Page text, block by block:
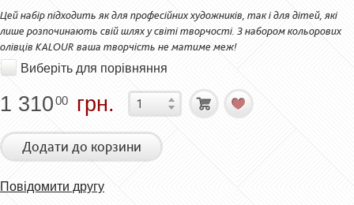
Цей набір підходить як для професійних художників, так і для дітей, які
лише розпочинають свій шлях у світі творчості. З набором кольорових
олівців KALOUR ваша творчість не матиме меж!
Виберіть для порівняння
1 31000 грн.
Додати до корзини
Повідомити другу